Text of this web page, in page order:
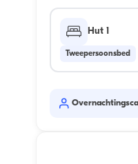
Hut 1
Tweepersoonsbed